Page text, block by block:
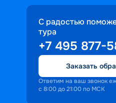
С радостью
тура
+7 495 877-
Заказать
Ответим на ваш звонок
с 8:00 до 21:00 по МСК